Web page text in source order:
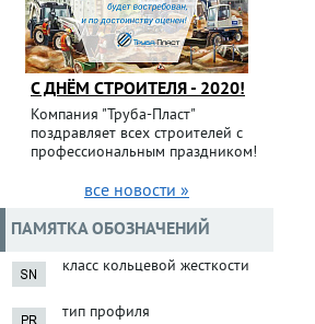
С ДНЁМ СТРОИТЕЛЯ - 2020!
Компания "Труба-Пласт"
поздравляет всех строителей с
профессиональным праздником!
все новости »
ПАМЯТКА ОБОЗНАЧЕНИЙ
класс кольцевой жесткости
тип профиля